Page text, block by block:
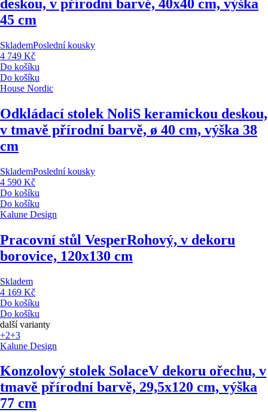
deskou, v přírodní barvě, 40x40 cm, výška
45 cm
SklademPoslední kousky
4 749 Kč
Do košíku
Do košíku
House Nordic
Odkládací stolek NoliS keramickou deskou,
v tmavě přírodní barvě, ø 40 cm, výška 38
cm
SklademPoslední kousky
4 590 Kč
Do košíku
Do košíku
Kalune Design
Pracovní stůl VesperRohový, v dekoru
borovice, 120x130 cm
Skladem
4 169 Kč
Do košíku
Do košíku
další varianty
+2+3
Kalune Design
Konzolový stolek SolaceV dekoru ořechu, v
tmavě přírodní barvě, 29,5x120 cm, výška
77 cm